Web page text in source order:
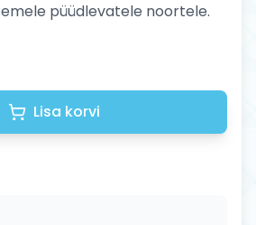
püüdlevatele noortele.
Lisa korvi